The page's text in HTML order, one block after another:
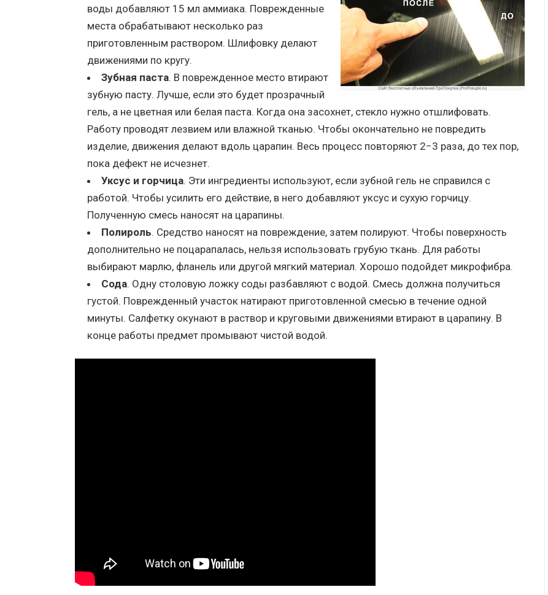
воды добавляют 15 мл аммиака. Поврежденные
места обрабатывают несколько раз
приготовленным раствором. Шлифовку делают
движениями по кругу.
Зубная паста. В поврежденное место втирают
зубную пасту. Лучше, если это будет прозрачный
гель, а не цветная или белая паста. Когда она засохнет, стекло нужно отшлифовать.
Работу проводят лезвием или влажной тканью. Чтобы окончательно не повредить
изделие, движения делают вдоль царапин. Весь процесс повторяют 2−3 раза, до тех пор,
пока дефект не исчезнет.
Уксус и горчица. Эти ингредиенты используют, если зубной гель не справился с
работой. Чтобы усилить его действие, в него добавляют уксус и сухую горчицу.
Полученную смесь наносят на царапины.
Полироль. Средство наносят на повреждение, затем полируют. Чтобы поверхность
дополнительно не поцарапалась, нельзя использовать грубую ткань. Для работы
выбирают марлю, фланель или другой мягкий материал. Хорошо подойдет микрофибра.
Сода. Одну столовую ложку соды разбавляют с водой. Смесь должна получиться
густой. Поврежденный участок натирают приготовленной смесью в течение одной
минуты. Салфетку окунают в раствор и круговыми движениями втирают в царапину. В
конце работы предмет промывают чистой водой.